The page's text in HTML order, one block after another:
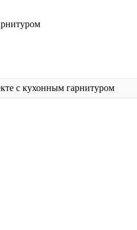
с кухонным гарнитуром